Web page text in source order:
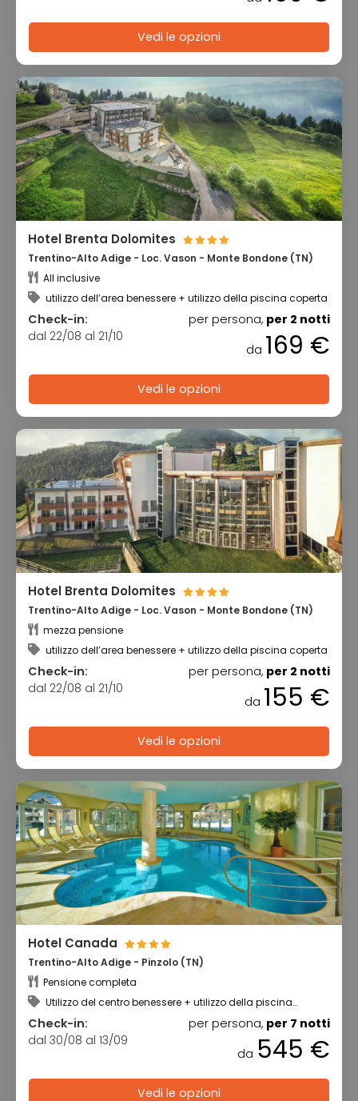
Vedi le opzioni
Hotel Brenta Dolomites
Trentino-Alto Adige - Loc. Vason - Monte Bondone (TN)
All inclusive
utilizzo dell’area benessere + utilizzo della piscina coperta
Check-in:
dal 22/08 al 21/10
per persona, per 2 notti
da 169 €
Vedi le opzioni
Hotel Brenta Dolomites
Trentino-Alto Adige - Loc. Vason - Monte Bondone (TN)
mezza pensione
utilizzo dell’area benessere + utilizzo della piscina coperta
Check-in:
dal 22/08 al 21/10
per persona, per 2 notti
da 155 €
Vedi le opzioni
Hotel Canada
Trentino-Alto Adige - Pinzolo (TN)
Pensione completa
Utilizzo del centro benessere + utilizzo della piscina
Check-in:
dal 30/08 al 13/09
per persona, per 7 notti
da 545 €
Vedi le opzioni